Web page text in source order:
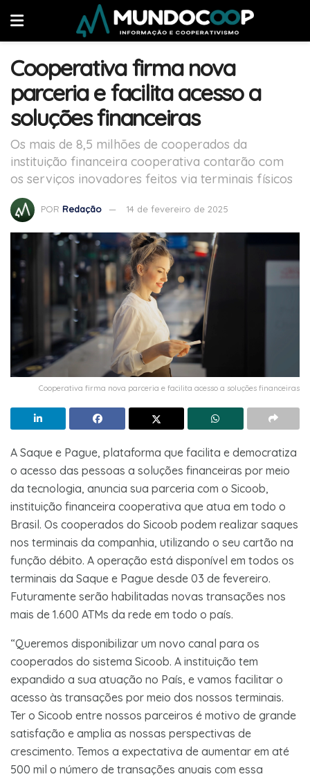
Cooperativa firma nova
parceria e facilita acesso a
soluções financeiras
Os mais de 8,5 milhões de cooperados da
instituição financeira cooperativa contarão com
os serviços inovadores feitos via terminais físicos
POR Redação 14 de fevereiro de 2025
Cooperativa firma nova parceria e facilita acesso a soluções financeiras
A Saque e Pague, plataforma que facilita e democratiza
o acesso das pessoas a soluções financeiras por meio
da tecnologia, anuncia sua parceria com o Sicoob,
instituição financeira cooperativa que atua em todo o
Brasil. Os cooperados do Sicoob podem realizar saques
nos terminais da companhia, utilizando o seu cartão na
função débito. A operação está disponível em todos os
terminais da Saque e Pague desde 03 de fevereiro.
Futuramente serão habilitadas novas transações nos
mais de 1.600 ATMs da rede em todo o país.
“Queremos disponibilizar um novo canal para os
cooperados do sistema Sicoob. A instituição tem
expandido a sua atuação no País, e vamos facilitar o
acesso às transações por meio dos nossos terminais.
Ter o Sicoob entre nossos parceiros é motivo de grande
satisfação e amplia as nossas perspectivas de
crescimento. Temos a expectativa de aumentar em até
500 mil o número de transações anuais com essa